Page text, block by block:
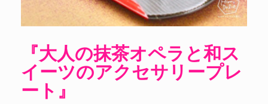
『大人の抹茶オペラと和ス
イーツのアクセサリープレ
ート』